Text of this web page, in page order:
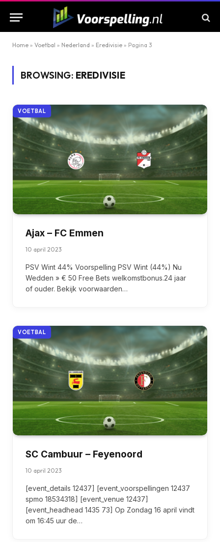
Home » Voetbal » Nederland » Eredivisie » Pagina 3
BROWSING: EREDIVISIE
VOETBAL
Ajax – FC Emmen
10 april 2023
PSV Wint 44% Voorspelling PSV Wint (44%) Nu
Wedden » € 50 Free Bets welkomstbonus.24 jaar
of ouder. Bekijk voorwaarden…
VOETBAL
SC Cambuur – Feyenoord
10 april 2023
[event_details 12437] [event_voorspellingen 12437
spmo 18534318] [event_venue 12437]
[event_headhead 1435 73] Op Zondag 16 april vindt
om 16:45 uur de…